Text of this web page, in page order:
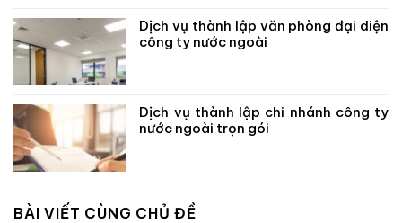
Dịch vụ thành lập văn phòng đại diện
công ty nước ngoài
Dịch vụ thành lập chi nhánh công ty
nước ngoài trọn gói
BÀI VIẾT CÙNG CHỦ ĐỀ